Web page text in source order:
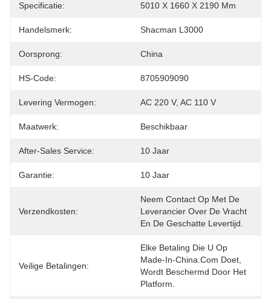
Specificatie: 5010 X 1660 X 2190 Mm
Handelsmerk: Shacman L3000
Oorsprong: China
HS-Code: 8705909090
Levering Vermogen: AC 220 V, AC 110 V
Maatwerk: Beschikbaar
After-Sales Service: 10 Jaar
Garantie: 10 Jaar
Verzendkosten:
Neem Contact Op Met De
Leverancier Over De Vracht
En De Geschatte Levertijd.
Veilige Betalingen:
Elke Betaling Die U Op
Made-In-China.com Doet,
Wordt Beschermd Door Het
Platform.